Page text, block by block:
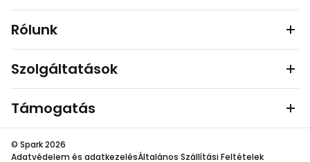
Rólunk
Szolgáltatások
Támogatás
© Spark 2026
Adatvédelem és adatkezelésÁltalános Szállítási Feltételek